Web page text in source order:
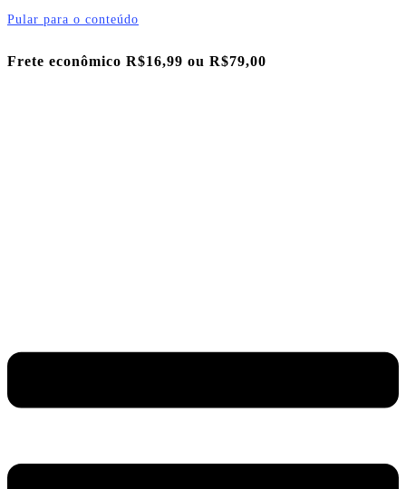
Pular para o conteúdo
Frete econômico R$16,99 ou R$79,00